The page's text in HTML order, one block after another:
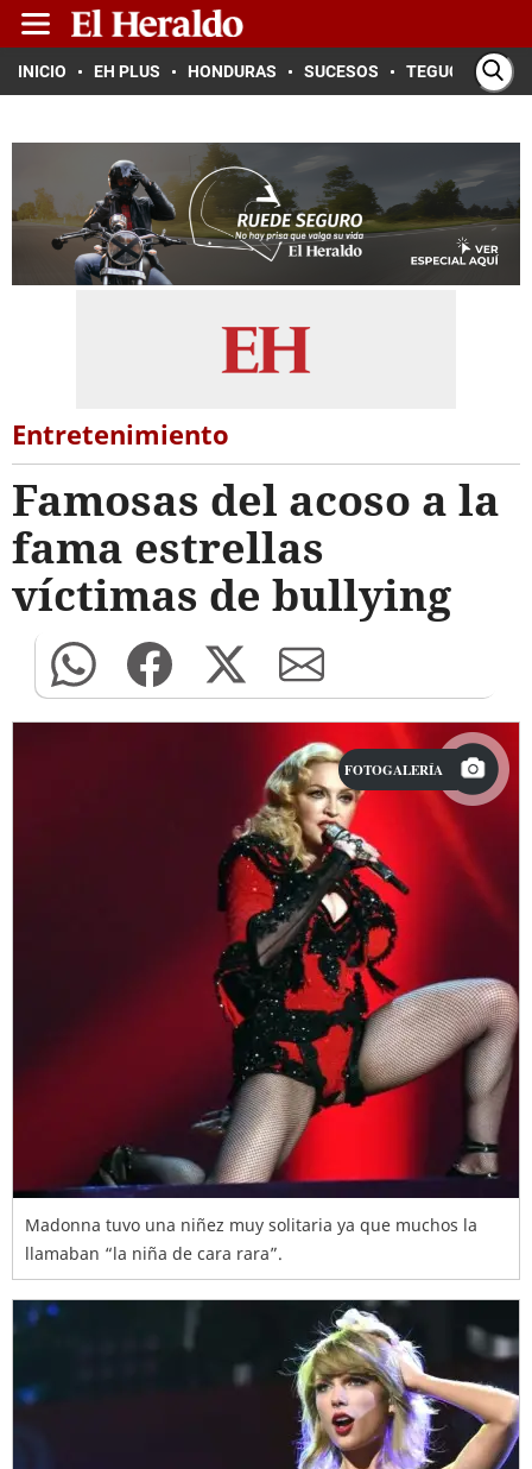
INICIO EH PLUS HONDURAS SUCESOS TEGUCIGALPA
Entretenimiento
Famosas del acoso a la
fama estrellas
víctimas de bullying
FOTOGALERÍA
Madonna tuvo una niñez muy solitaria ya que muchos la
llamaban “la niña de cara rara”.